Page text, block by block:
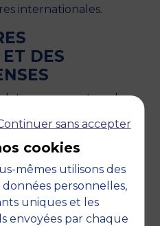
internationales.
DES
marquantes : de
, aux nuits passées à
se retrouve à devoir
personnalités… ce sont
»
sans accepter
cookies
mêmes utilisons des
personnelles,
uniques et les
envoyées par chaque